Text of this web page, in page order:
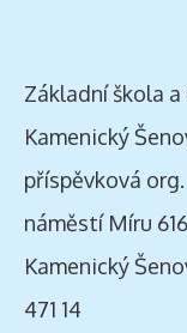
Základní škola
Kamenický
příspěvková org.
náměstí Míru 616
Kamenický
471 14